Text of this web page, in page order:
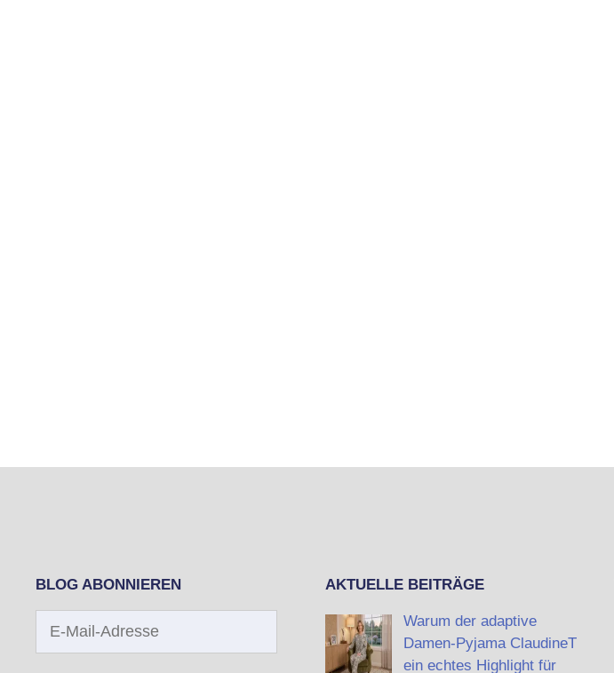
BLOG ABONNIEREN
Mail-
AKTUELLE BEITRÄGE
Warum der adaptive
Damen-Pyjama ClaudineT
ein echtes Highlight für